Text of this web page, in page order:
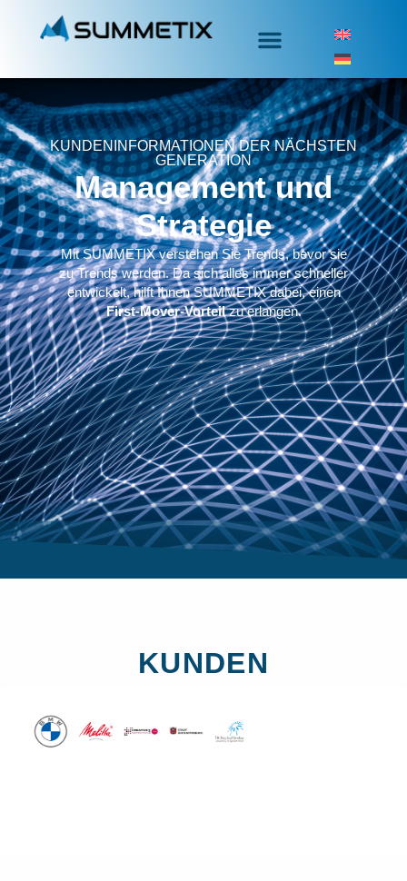
KUNDENINFORMATIONEN DER NÄCHSTEN
GENERATION
Management und
Strategie
Mit SUMMETIX verstehen Sie Trends, bevor sie
zu Trends werden. Da sich alles immer schneller
entwickelt, hilft Ihnen SUMMETIX dabei, einen
First-Mover-Vorteilzu erlangen.
KUNDEN